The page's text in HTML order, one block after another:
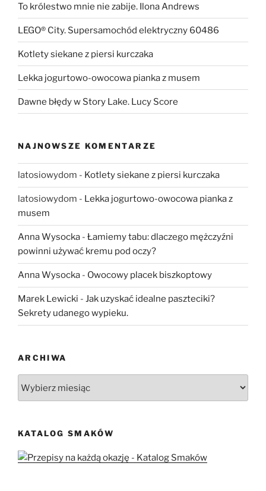
To królestwo mnie nie zabije. Ilona Andrews
LEGO® City. Supersamochód elektryczny 60486
Kotlety siekane z piersi kurczaka
Lekka jogurtowo-owocowa pianka z musem
Dawne błędy w Story Lake. Lucy Score
NAJNOWSZE KOMENTARZE
latosiowydom - Kotlety siekane z piersi kurczaka
latosiowydom - Lekka jogurtowo-owocowa pianka z
musem
Anna Wysocka - Łamiemy tabu: dlaczego mężczyźni
powinni używać kremu pod oczy?
Anna Wysocka - Owocowy placek biszkoptowy
Marek Lewicki - Jak uzyskać idealne paszteciki?
Sekrety udanego wypieku.
ARCHIWA
KATALOG SMAKÓW